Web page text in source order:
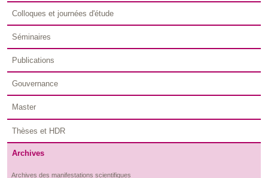
Colloques et journées d'étude
Séminaires
Publications
Gouvernance
Master
Thèses et HDR
Archives
Archives des manifestations scientifiques